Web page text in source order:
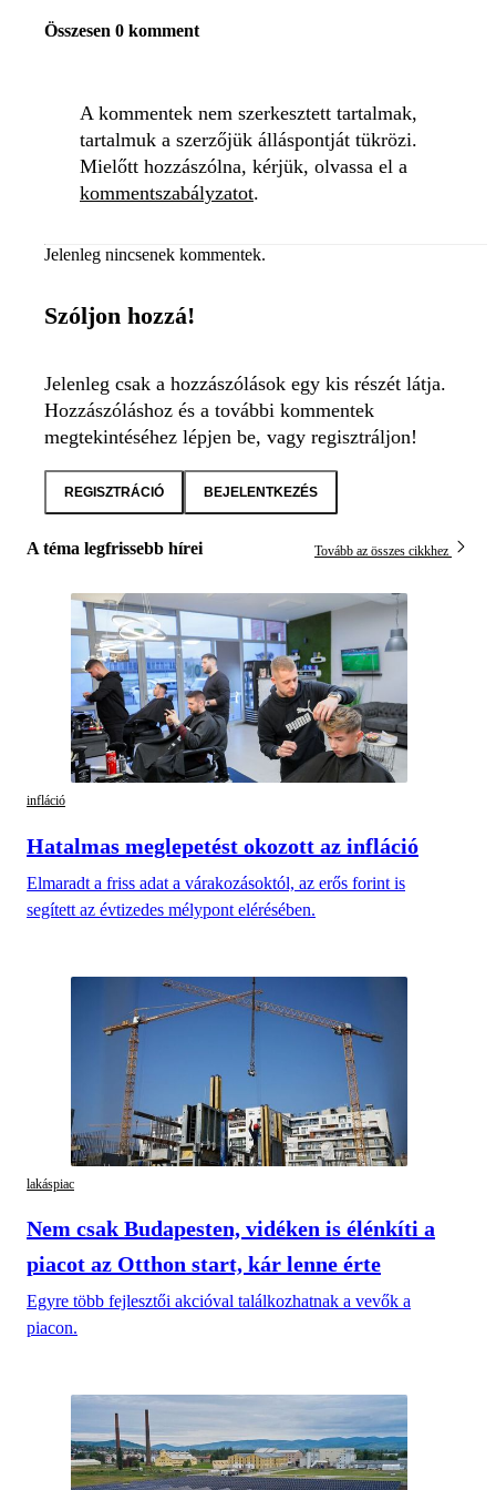
Összesen 0 komment
A kommentek nem szerkesztett tartalmak,
tartalmuk a szerzőjük álláspontját tükrözi.
Mielőtt hozzászólna, kérjük, olvassa el a
kommentszabályzatot.
Jelenleg nincsenek kommentek.
Szóljon hozzá!
Jelenleg csak a hozzászólások egy kis részét látja.
Hozzászóláshoz és a további kommentek
megtekintéséhez lépjen be, vagy regisztráljon!
REGISZTRÁCIÓ BEJELENTKEZÉS
A téma legfrissebb hírei Tovább az összes cikkhez
infláció
Hatalmas meglepetést okozott az infláció
Elmaradt a friss adat a várakozásoktól, az erős forint is
segített az évtizedes mélypont elérésében.
lakáspiac
Nem csak Budapesten, vidéken is élénkíti a
piacot az Otthon start, kár lenne érte
Egyre több fejlesztői akcióval találkozhatnak a vevők a
piacon.